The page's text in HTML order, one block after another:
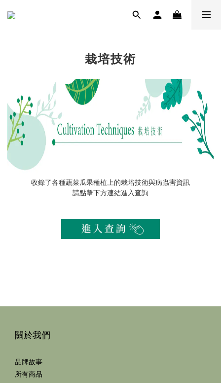
栽培技術
收錄了各種蔬菜瓜果種植上的栽培技術與病蟲害資訊
請點擊下方連結進入查詢
關於我們
品牌故事
所有商品